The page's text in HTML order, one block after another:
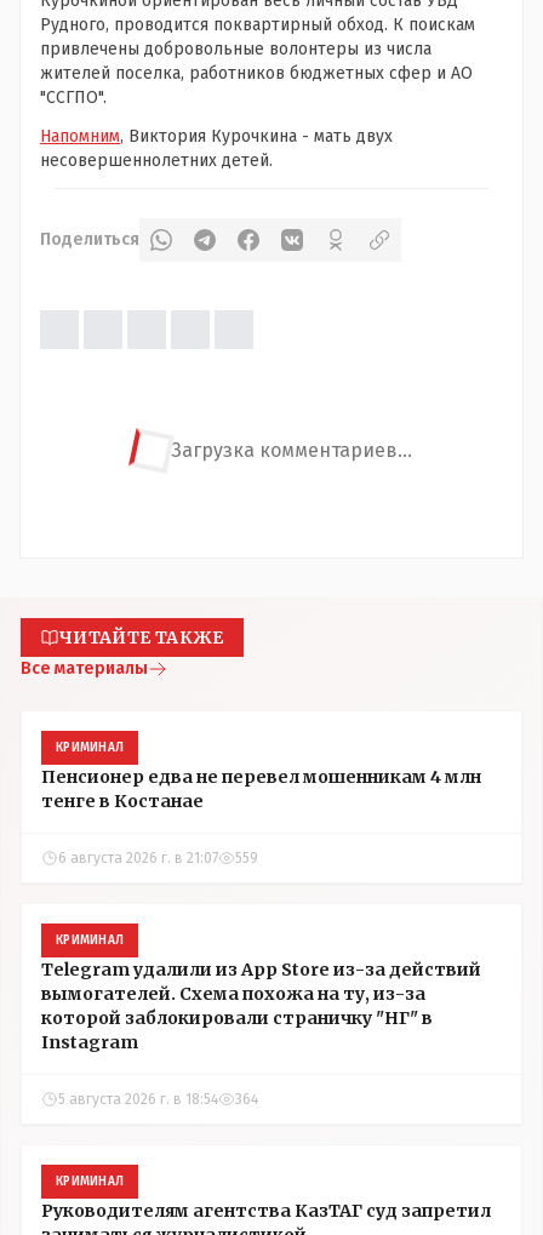
Рудного, проводится поквартирный обход. К поискам
привлечены добровольные волонтеры из числа
жителей поселка, работников бюджетных сфер и АО
"ССГПО".
Напомним, Виктория Курочкина - мать двух
несовершеннолетних детей.
Поделиться
Загрузка комментариев...
ЧИТАЙТЕ ТАКЖЕ
Все материалы
КРИМИНАЛ
Пенсионер едва не перевел мошенникам 4 млн
тенге в Костанае
6 августа 2026 г. в 21:07 559
КРИМИНАЛ
Telegram удалили из App Store из-за действий
вымогателей. Схема похожа на ту, из-за
которой заблокировали страничку "НГ" в
Instagram
5 августа 2026 г. в 18:54 364
КРИМИНАЛ
Руководителям агентства КазТАГ суд запретил